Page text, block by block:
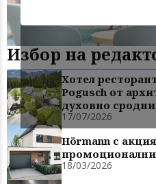
Избор на
Хотел
Pogusch от
духовно сродни
17/07/2026
Hörmann с
18/03/2026